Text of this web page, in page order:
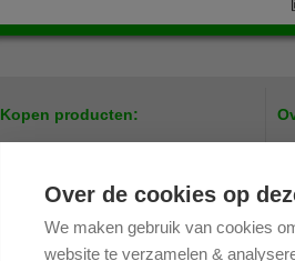
Over de cookies op
We maken gebruik van cookies
website te verzamelen &
Kopen producten:
Bedrukking
Verandazeilen
Accessoires Easy Up tenten